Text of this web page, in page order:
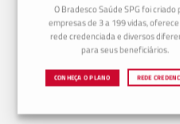
O Bradesco Saúde SPG foi criado
empresas de 3 a 199 vidas,
rede credenciada e diversos
para seus beneficiários.
CONHEÇA O PLANO REDE